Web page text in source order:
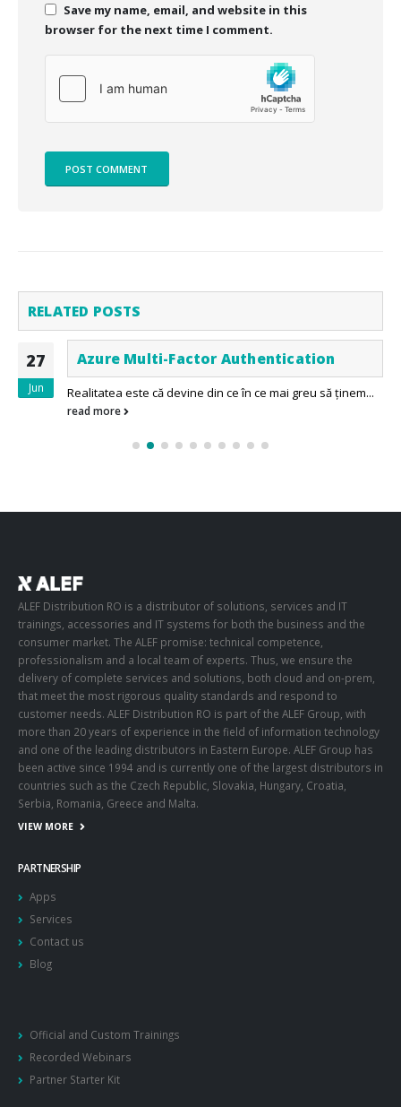
Save my name, email, and website in this
browser for the next time I comment.
RELATED POSTS
27
Jun
Azure Multi-Factor Authentication
Realitatea este că devine din ce în ce mai greu să ținem...
read more
ALEF Distribution RO is a distributor of solutions, services and IT
trainings, accessories and IT systems for both the business and the
consumer market. The ALEF promise: technical competence,
professionalism and a local team of experts. Thus, we ensure the
delivery of complete services and solutions, both cloud and on-prem,
that meet the most rigorous quality standards and respond to
customer needs. ALEF Distribution RO is part of the ALEF Group, with
more than 20 years of experience in the field of information technology
and one of the leading distributors in Eastern Europe. ALEF Group has
been active since 1994 and is currently one of the largest distributors in
countries such as the Czech Republic, Slovakia, Hungary, Croatia,
Serbia, Romania, Greece and Malta.
VIEW MORE
PARTNERSHIP
Apps
Services
Contact us
Blog
Official and Custom Trainings
Recorded Webinars
Partner Starter Kit